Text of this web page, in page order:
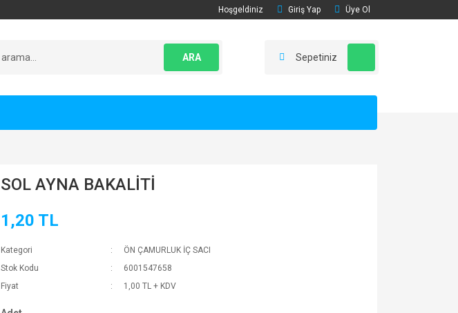
Hoşgeldiniz Giriş Yap Üye Ol
ARA Sepetiniz
SOL AYNA BAKALİTİ
1,20 TL
Kategori
ÖN ÇAMURLUK İÇ SACI
Stok Kodu
6001547658
Fiyat
1,00 TL + KDV